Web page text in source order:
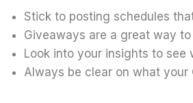
Stick to posting schedules
Giveaways are a great way
Look into your insights to see
Always be clear on what your